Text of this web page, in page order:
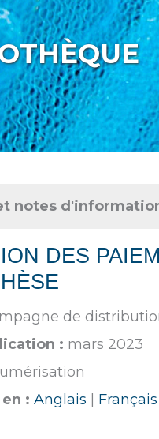
notes
DES
de
: mars 2023
: Anglais | Français